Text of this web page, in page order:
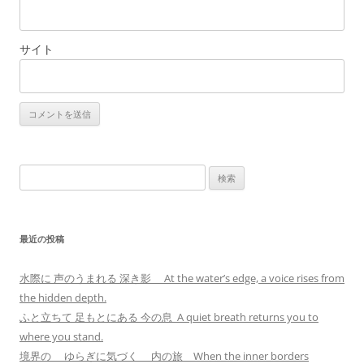
サイト
索:
最近の投稿
水際に 声のうまれる 深き影 At the water’s edge, a voice rises from
the hidden depth.
ふと立ちて 足もとにある 今の息 A quiet breath returns you to
where you stand.
境界の ゆらぎに気づく 内の旅 When the inner borders